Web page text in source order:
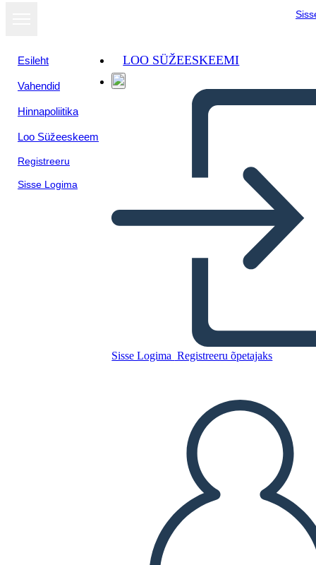
Esileht
Vahendid
Hinnapoliitika
Loo Süžeeskeem
Registreeru
Sisse Logima
LOO SÜŽEESKEEMI
Sisse Logima Registreeru õpetajaks
Kiripostkaart 6
Kopeerige see süžeeskeemid
LUUA STORYBOARD
ESITA SLAIDIESITLUST
LOE MULLE